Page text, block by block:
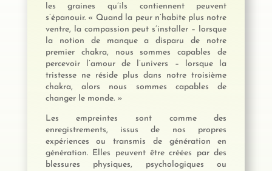
les graines qu’ils contiennent peuvent
s’épanouir. « Quand la peur n’habite plus notre
ventre, la compassion peut s’installer – lorsque
la notion de manque a disparu de notre
premier chakra, nous sommes capables de
percevoir l’amour de l’univers – lorsque la
tristesse ne réside plus dans notre troisième
chakra, alors nous sommes capables de
changer le monde. »
Les empreintes sont comme des
enregistrements, issus de nos propres
expériences ou transmis de génération en
génération. Elles peuvent être créées par des
blessures physiques, psychologiques ou